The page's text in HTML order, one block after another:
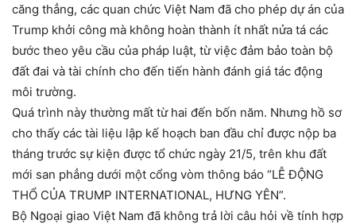
căng thẳng, các quan chức Việt Nam đã cho phép dự án của
Trump khởi công mà không hoàn thành ít nhất nửa tá các
bước theo yêu cầu của pháp luật, từ việc đảm bảo toàn bộ
đất đai và tài chính cho đến tiến hành đánh giá tác động
môi trường.
Quá trình này thường mất từ hai đến bốn năm. Nhưng hồ sơ
cho thấy các tài liệu lập kế hoạch ban đầu chỉ được nộp ba
tháng trước sự kiện được tổ chức ngày 21/5, trên khu đất
mới san phẳng dưới một cổng vòm thông báo “LỄ ĐỘNG
THỔ CỦA TRUMP INTERNATIONAL, HƯNG YÊN”.
Bộ Ngoại giao Việt Nam đã không trả lời câu hỏi về tính hợp